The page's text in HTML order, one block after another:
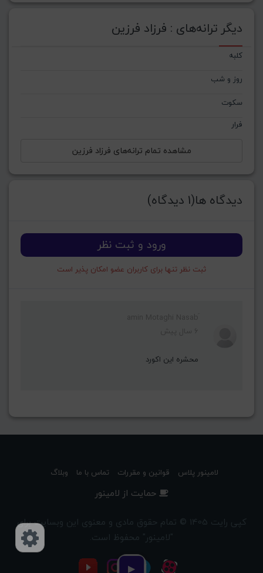
▶
دیگر ترانه‌های : فرزاد فرزین
کلبه
روز و شب
سکوت
فرار
مشاهده تمام ترانه‌های فرزاد فرزین
دیدگاه ها(1 دیدگاه)
ورود و ثبت نظر
ثبت نظر تنها برای کاربران عضو امکان پذیر است
محشره این اکورد
لامینور پلاس قوانین و مقررات تماس با ما وبلاگ
حمایت از لامینور
کپی رایت 1405 © تمام حقوق مادی و معنوی این وبسایت برای
"لامینور" محفوظ است.